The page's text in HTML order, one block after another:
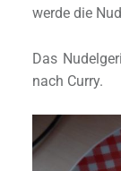
werde die
Das
nach Curry.